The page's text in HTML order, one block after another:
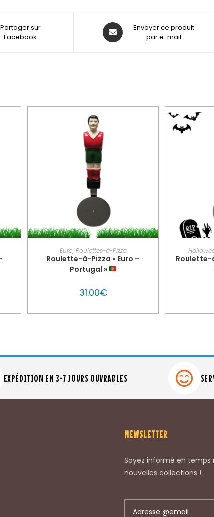
Partager sur
Facebook
Envoyer ce produit
par e-mail
PERSONNALISER MON GLOUTON
Euro, Roulettes-à-Pizza
Roulette-à-Pizza « Euro –
Portugal »
31.00€
Roulette-
EXPÉDITION EN 3-7 JOURS OUVRABLES
NEWSLETTER
Soyez informé en temps
nouvelles collections !